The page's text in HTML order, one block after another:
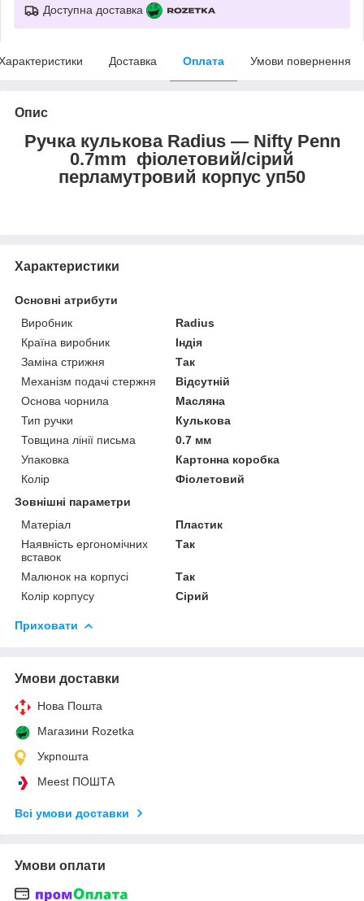
Доступна доставка
Доставка Оплата Умови повернення
Опис
Ручка кулькова Radius — Nifty Penn
0.7mm фіолетовий/сірий
перламутровий корпус уп50
Характеристики
Основні атрибути
Виробник
Radius
Країна виробник
Індія
Заміна стрижня
Так
Механізм подачі стержня
Відсутній
Основа чорнила
Масляна
Тип ручки
Кулькова
Товщина лінії письма
0.7 мм
Упаковка
Картонна коробка
Колір
Фіолетовий
Зовнішні параметри
Матеріал
Пластик
Наявність ергономічних
вставок
Так
Малюнок на корпусі
Так
Колір корпусу
Сірий
Приховати
Умови доставки
Нова Пошта
Магазини Rozetka
Укрпошта
Meest ПОШТА
Всі умови доставки
Умови оплати